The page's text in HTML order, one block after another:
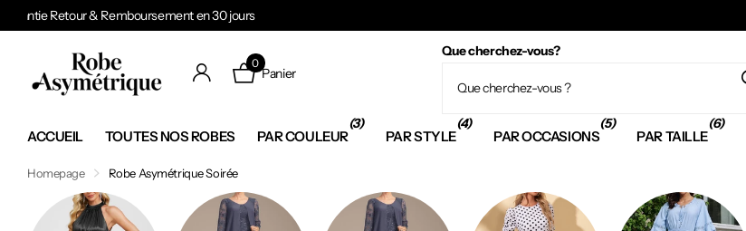
Expédition en 24 à 48h
Que cherchez-vous?
0
Panier
ACCUEIL TOUTES NOS ROBES PAR COULEUR
(3)
PAR STYLE
(4)
PAR OCCASIONS
(5)
PAR TAILLE
(6)
Homepage Robe Asymétrique Soirée